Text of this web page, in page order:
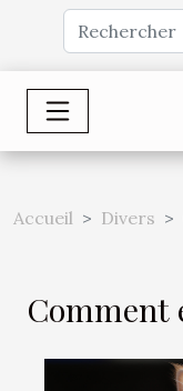
Accueil Divers
Comment